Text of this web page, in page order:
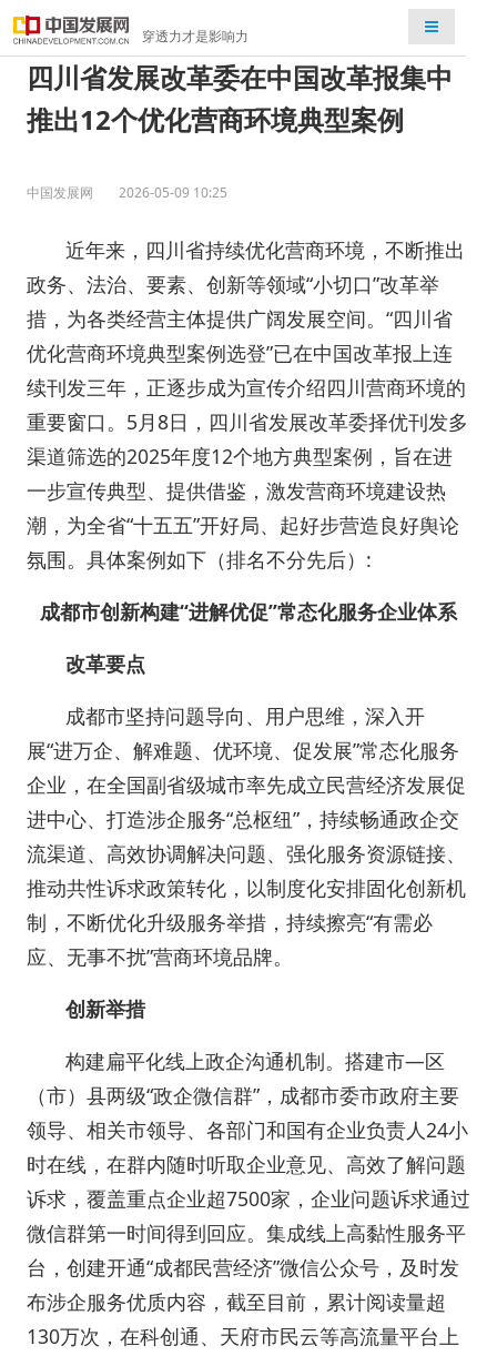
穿透力才是影响力
检索
四川省发展改革委在中国改革报集中
推出12个优化营商环境典型案例
中国发展网 2026-05-09 10:25
近年来，四川省持续优化营商环境，不断推出
政务、法治、要素、创新等领域“小切口”改革举
措，为各类经营主体提供广阔发展空间。“四川省
优化营商环境典型案例选登”已在中国改革报上连
续刊发三年，正逐步成为宣传介绍四川营商环境的
重要窗口。5月8日，四川省发展改革委择优刊发多
渠道筛选的2025年度12个地方典型案例，旨在进
一步宣传典型、提供借鉴，激发营商环境建设热
潮，为全省“十五五”开好局、起好步营造良好舆论
氛围。具体案例如下（排名不分先后）:
成都市创新构建“进解优促”常态化服务企业体系
改革要点
成都市坚持问题导向、用户思维，深入开
展“进万企、解难题、优环境、促发展”常态化服务
企业，在全国副省级城市率先成立民营经济发展促
进中心、打造涉企服务“总枢纽”，持续畅通政企交
流渠道、高效协调解决问题、强化服务资源链接、
推动共性诉求政策转化，以制度化安排固化创新机
制，不断优化升级服务举措，持续擦亮“有需必
应、无事不扰”营商环境品牌。
创新举措
构建扁平化线上政企沟通机制。搭建市—区
（市）县两级“政企微信群”，成都市委市政府主要
领导、相关市领导、各部门和国有企业负责人24小
时在线，在群内随时听取企业意见、高效了解问题
诉求，覆盖重点企业超7500家，企业问题诉求通过
微信群第一时间得到回应。集成线上高黏性服务平
台，创建开通“成都民营经济”微信公众号，及时发
布涉企服务优质内容，截至目前，累计阅读量超
130万次，在科创通、天府市民云等高流量平台上